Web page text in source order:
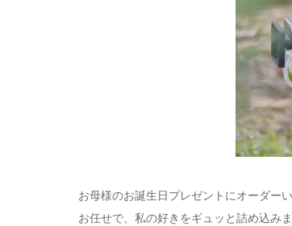
お母様のお誕生日プレゼントにオーダー
お任せで、私の好きをギュッと詰め込みま